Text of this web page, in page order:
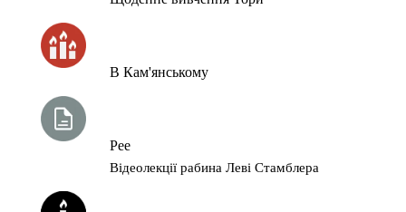
В Кам'янському
Рее
Відеолекції рабина Леві Стамблера